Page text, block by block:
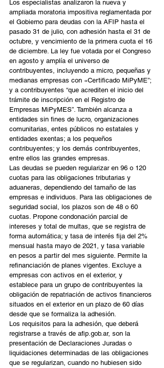
Los especialistas analizaron la nueva y
ampliada moratoria impositiva reglamentada por
el Gobierno para deudas con la AFIP hasta el
pasado 31 de julio, con adhesión hasta el 31 de
octubre, y vencimiento de la primera cuota el 16
de diciembre. La ley fue votada por el Congreso
en agosto y amplía el universo de
contribuyentes, incluyendo a micro, pequeñas y
medianas empresas con «Certificado MiPyME”;
y a contribuyentes “que acrediten el inicio del
trámite de inscripción en el Registro de
Empresas MiPyMES”. También alcanza a
entidades sin fines de lucro, organizaciones
comunitarias, entes públicos no estatales y
entidades exentas; a los pequeños
contribuyentes; y los demás contribuyentes,
entre ellos las grandes empresas.
Las deudas se pueden regularizar en 96 o 120
cuotas para las obligaciones tributarias y
aduaneras, dependiendo del tamaño de las
empresas e individuos. Para las obligaciones de
seguridad social, los plazos son de 48 o 60
cuotas. Propone condonación parcial de
intereses y total de multas, que se registra de
forma automática; y tasa de interés fija del 2%
mensual hasta mayo de 2021, y tasa variable
en pesos a partir del mes siguiente. Permite la
refinanciación de planes vigentes. Excluye a
empresas con activos en el exterior, y
establece para un grupo de contribuyentes la
obligación de repatriación de activos financieros
situados en el exterior en un plazo de 60 días
desde que se formaliza la adhesión.
Los requisitos para la adhesión, que deberá
registrarse a través de afip.gob.ar, son la
presentación de Declaraciones Juradas o
liquidaciones determinadas de las obligaciones
que se regularizan, cuando no hubiesen sido